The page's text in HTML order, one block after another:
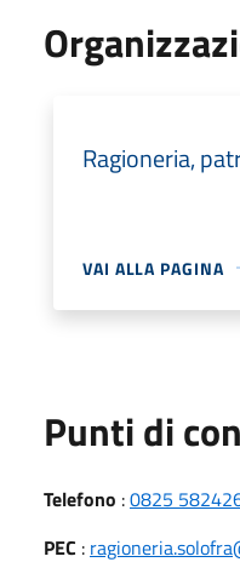
Ragioneria,
VAI ALLA PAGINA
Punti di
Telefono :0825
PEC :